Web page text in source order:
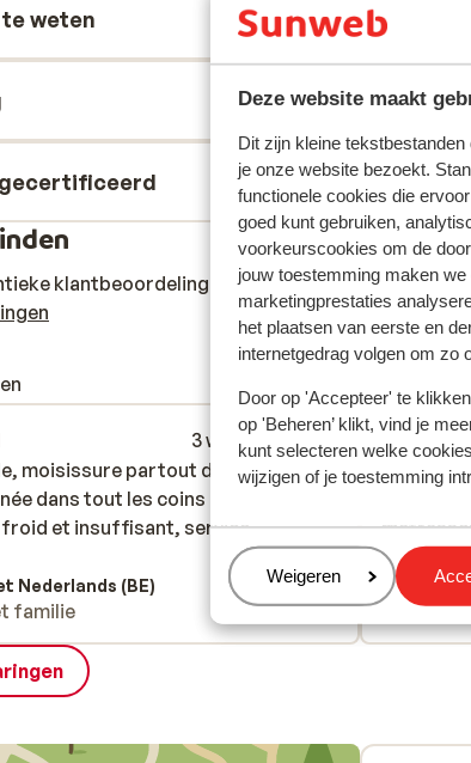
Deze website maakt
Dit zijn kleine
je onze website bezoekt.
functionele cookies die
goed kunt gebruiken,
voorkeurscookies om de
jouw toestemming maken
marketingprestaties
het plaatsen van eerste en
internetgedrag volgen om zo
Door op 'Accepteer' te
op 'Beheren’ klikt, vind je
kunt selecteren welke
wijzigen of je toestemming
Beheren
Weigeren
weten
klantbeoordelingen die hun ervaring met ons
3 weken geleden
moisissure partout dans la salle de
dans tout les coins de la
froid et insuffisant, service
moisissure partout dans la salle de
dans tout les coins de la
froid et insuffisant, service
Nederlands (BE)
familie
8.0